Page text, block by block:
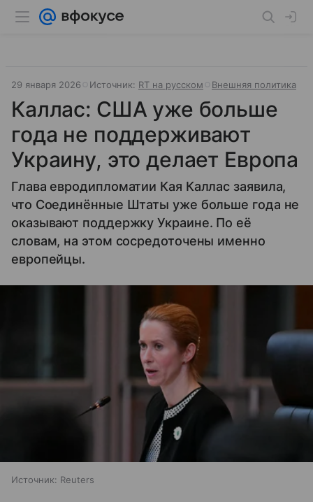
29 января 2026 Источник: RT на русском Внешняя политика
Каллас: США уже больше
года не поддерживают
Украину, это делает Европа
Глава евродипломатии Кая Каллас заявила,
что Соединённые Штаты уже больше года не
оказывают поддержку Украине. По её
словам, на этом сосредоточены именно
европейцы.
Источник: Reuters